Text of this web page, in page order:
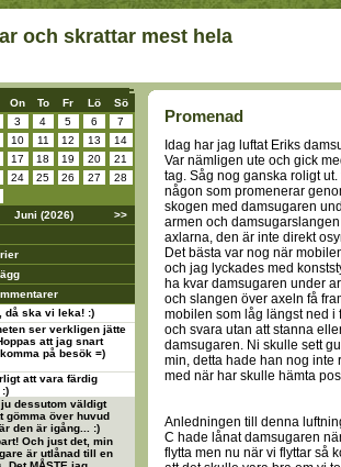
och skrattar mest hela
On To Fr Lö
Sö
3 4 5 6
7
10 11 12 13
14
17 18 19 20
21
24 25 26 27
28
Juni (2026)
>>
då ska vi leka! :)
ser verkligen jätte
att jag snart
på besök =)
att vara färdig
ju dessutom väldigt
gömma över huvud
den är igång... :)
Och just det, min
är utlånad till en
Promenad
Idag har jag luftat Eriks
Var nämligen ute och gick
tag. Såg nog ganska roligt ut.
någon som promenerar
skogen med damsugaren
armen och
axlarna, den är inte direkt
Det bästa var nog när
och jag lyckades med
ha kvar damsugaren under
och slangen över axeln få
mobilen som låg längst ned i
och svara utan att stanna
damsugaren. Ni skulle sett
min, detta hade han nog inte
med när har skulle hämta
Anledningen till denna
C hade lånat damsugaren
flytta men nu när vi flyttar så